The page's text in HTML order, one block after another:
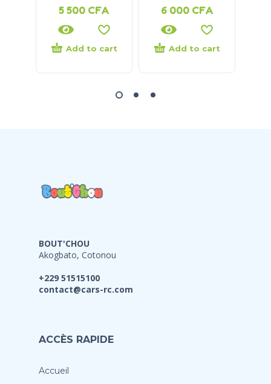
5 500 CFA
Add to cart
6 000 CFA
Add to cart
BOUT'CHOU
Akogbato, Cotonou
+229 51515100
contact@cars-rc.com
ACCÈS RAPIDE
Accueil